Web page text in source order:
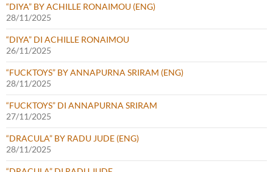
“DIYA” BY ACHILLE RONAIMOU (ENG)
28/11/2025
“DIYA” DI ACHILLE RONAIMOU
26/11/2025
“FUCKTOYS” BY ANNAPURNA SRIRAM (ENG)
28/11/2025
“FUCKTOYS” DI ANNAPURNA SRIRAM
27/11/2025
“DRACULA” BY RADU JUDE (ENG)
28/11/2025